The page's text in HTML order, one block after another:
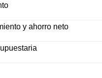
y ahorro neto